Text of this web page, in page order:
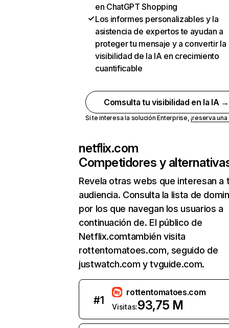
en ChatGPT Shopping
Los informes personalizables y la
asistencia de expertos te ayudan a
proteger tu mensaje y a convertir la
visibilidad de la IA en crecimiento
cuantificable
Comsulta tu visibilidad en la IA →
Si te interesa la solución Enterprise,¡reserva
netflix.com
Competidores y
Revela otras webs que interesan a
audiencia. Consulta la lista de
por los que navegan los usuarios a
continuación de. El público de
Netflix.comtambién visita
rottentomatoes.com, seguido de
justwatch.com y tvguide.com.
#1
rottentomatoes.com
Visitas:93,75 M